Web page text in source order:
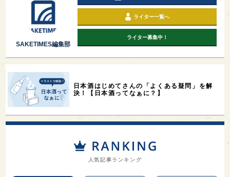
SAKETIMES編集部
ライター一覧へ
ライター募集中！
日本酒はじめてさんの「よくある疑問」を解
決！【日本酒ってなぁに？】
人気記事ランキング